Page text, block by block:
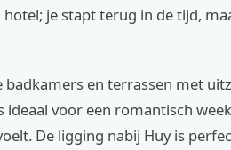
je stapt terug in de tijd,
badkamers en terrassen met
voor een romantisch
De ligging nabij Huy is